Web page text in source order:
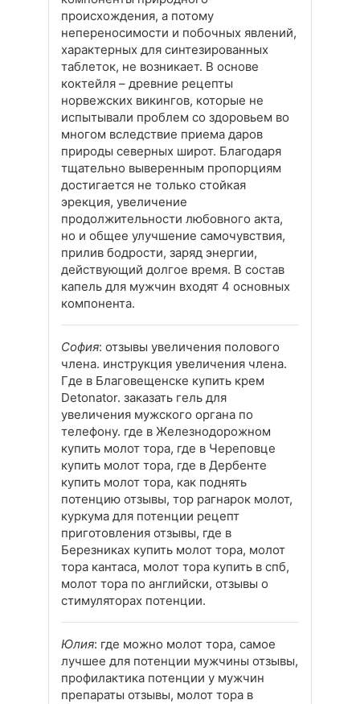
происхождения, а потому
непереносимости и побочных явлений,
характерных для синтезированных
таблеток, не возникает. В основе
коктейля – древние рецепты
норвежских викингов, которые не
испытывали проблем со здоровьем во
многом вследствие приема даров
природы северных широт. Благодаря
тщательно выверенным пропорциям
достигается не только стойкая
эрекция, увеличение
продолжительности любовного акта,
но и общее улучшение самочувствия,
прилив бодрости, заряд энергии,
действующий долгое время. В состав
капель для мужчин входят 4 основных
компонента.
София: отзывы увеличения полового
члена. инструкция увеличения члена.
Где в Благовещенске купить крем
Detonator. заказать гель для
увеличения мужского органа по
телефону. где в Железнодорожном
купить молот тора, где в Череповце
купить молот тора, где в Дербенте
купить молот тора, как поднять
потенцию отзывы, тор рагнарок молот,
куркума для потенции рецепт
приготовления отзывы, где в
Березниках купить молот тора, молот
тора кантаса, молот тора купить в спб,
молот тора по английски, отзывы о
стимуляторах потенции.
Юлия: где можно молот тора, самое
лучшее для потенции мужчины отзывы,
профилактика потенции у мужчин
препараты отзывы, молот тора в